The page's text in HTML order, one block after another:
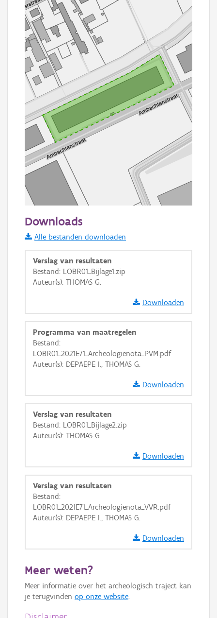
Informatie Vlaanderen
i
+ −
Basis Lagen
Ortho
GRB-Basiskaart in grijswaarden
Downloads
Alle bestanden downloaden
Verslag van resultaten
Bestand: LOBR01_Bijlage1.zip
Auteur(s): THOMAS G.
Downloaden
Programma van maatregelen
Bestand:
LOBR01_2021E71_Archeologienota_PVM.pdf
Auteur(s): DEPAEPE I., THOMAS G.
Downloaden
Verslag van resultaten
Bestand: LOBR01_Bijlage2.zip
Auteur(s): THOMAS G.
Downloaden
Verslag van resultaten
Bestand:
LOBR01_2021E71_Archeologienota_VVR.pdf
Auteur(s): DEPAEPE I., THOMAS G.
Downloaden
Meer weten?
Meer informatie over het archeologisch traject kan
je terugvinden op onze website.